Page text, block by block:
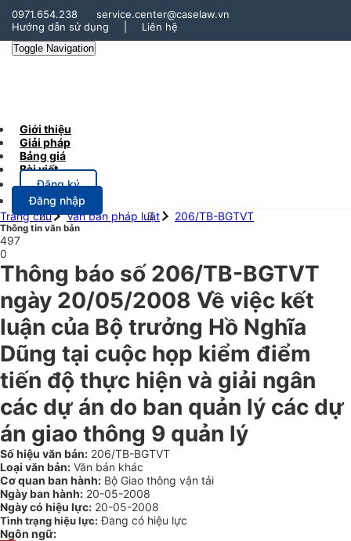
0971.654.238
service.center@caselaw.vn
Hướng dẫn sử dụng
Liên hệ
Toggle Navigation
Giới thiệu
Giải pháp
Bảng giá
Bài viết
Đăng ký
Đăng nhập
Trang chủ
Văn bản pháp luật 206/TB-BGTVT
Thông tin văn bản
497
0
Thông báo số 206/TB-BGTVT
ngày 20/05/2008 Về việc kết
luận của Bộ trưởng Hồ Nghĩa
Dũng tại cuộc họp kiểm điểm
tiến độ thực hiện và giải ngân
các dự án do ban quản lý các dự
án giao thông 9 quản lý
Số hiệu văn bản: 206/TB-BGTVT
Loại văn bản: Văn bản khác
Cơ quan ban hành: Bộ Giao thông vận tải
Ngày ban hành: 20-05-2008
Ngày có hiệu lực: 20-05-2008
Tình trạng hiệu lực: Đang có hiệu lực
Ngôn ngữ: